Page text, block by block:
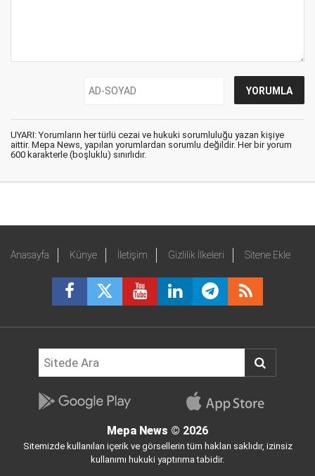
UYARI: Yorumların her türlü cezai ve hukuki sorumluluğu yazan kişiye
aittir. Mepa News, yapılan yorumlardan sorumlu değildir. Her bir yorum
600 karakterle (boşluklu) sınırlıdır.
Anasayfa Künye İletişim Gizlilik İlkeleri Sitene Ekle
Mepa News © 2026
Sitemizde kullanılan içerik ve görsellerin tüm hakları saklıdır, izinsiz
kullanımı hukuki yaptırıma tabidir.